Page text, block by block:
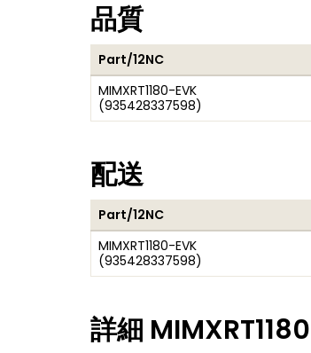
品質
Part/12NC
MIMXRT1180-EVK
(935428337598)
配送
Part/12NC
MIMXRT1180-EVK
(935428337598)
詳細